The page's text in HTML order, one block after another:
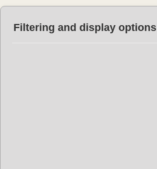
Filtering and display options